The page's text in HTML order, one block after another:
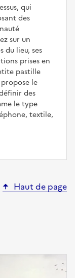
qui
des
sur un
du lieu, ses
prises en
pastille
le
des
le type
textile,
Haut de page